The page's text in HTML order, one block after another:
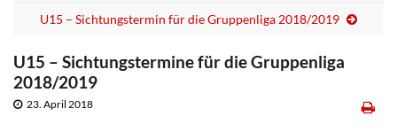
U15 – Sichtungstermin für die Gruppenliga 2018/2019
U15 – Sichtungstermine für die Gruppenliga
2018/2019
23. April 2018